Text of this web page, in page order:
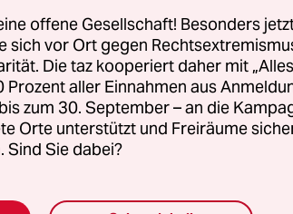
offene Gesellschaft! Besonders
sich vor Ort gegen
Die taz kooperiert daher mit „Alles
Prozent aller Einnahmen aus
zum 30. September – an die
Orte unterstützt und Freiräume
Sind Sie dabei?